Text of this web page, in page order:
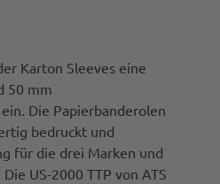
Karton Sleeves eine
50 mm
Die Papierbanderolen
bedruckt und
für die drei Marken und
US-2000 TTP von ATS